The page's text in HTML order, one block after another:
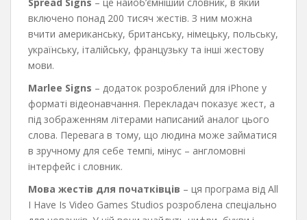
включено понад 200 тисяч жестів. З ним можна
вчити американську, британську, німецьку, польську,
українську, італійську, французьку та інші жестову
мови.
Marlee Signs – додаток розроблений для iPhone у
форматі відеонавчання. Перекладач показує жест, а
під зображенням літерами написаний аналог цього
слова. Перевага в тому, що людина може займатися
в зручному для себе темпі, мінус – англомовнi
інтерфейс і словник.
Мова жестів для початківців – ця програма від All
I Have Is Video Games Studios розроблена спеціально